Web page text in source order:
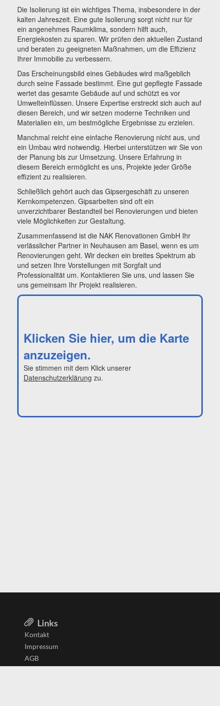
Die Isolierung ist ein wichtiges Thema, insbesondere in der
kalten Jahreszeit. Eine gute Isolierung sorgt nicht nur für
ein angenehmes Raumklima, sondern hilft auch,
Energiekosten zu sparen. Wir prüfen den aktuellen Zustand
und beraten zu geeigneten Maßnahmen, um die Effizienz
Ihrer Immobilie zu verbessern.
Das Erscheinungsbild eines Gebäudes wird maßgeblich
durch seine Fassade bestimmt. Eine gut gepflegte Fassade
wertet das gesamte Gebäude auf und schützt es vor
Umwelteinflüssen. Unsere Expertise erstreckt sich auch auf
diesen Bereich, und wir setzen moderne Techniken und
Materialien ein, um bestmögliche Ergebnisse zu erzielen.
Manchmal reicht eine einfache Renovierung nicht aus, und
ein Umbau wird notwendig. Hierbei unterstützen wir Sie von
der Planung bis zur Umsetzung. Unsere Erfahrung in
diesem Bereich ermöglicht es uns, Projekte jeder Größe
effizient zu realisieren.
Schließlich gehört auch das Gipsergeschäft zu unseren
Kernkompetenzen. Gipsarbeiten sind oft ein
unverzichtbarer Bestandteil bei Renovierungen und bieten
viele Möglichkeiten zur Gestaltung.
Zusammenfassend ist die NAK Renovationen GmbH Ihr
verlässlicher Partner in Neuhausen am Basel, wenn es um
Renovierungen geht. Wir decken ein breites Spektrum ab
und setzen Ihre Vorstellungen mit Sorgfalt und
Professionalität um. Kontaktieren Sie uns, und lassen Sie
uns gemeinsam Ihr Projekt realisieren.
Klicken Sie hier, um die Karte
anzuzeigen.
Sie stimmen mit dem Klick unserer
Datenschutzerklärung zu.
Links
Kontakt
Impressum
AGB